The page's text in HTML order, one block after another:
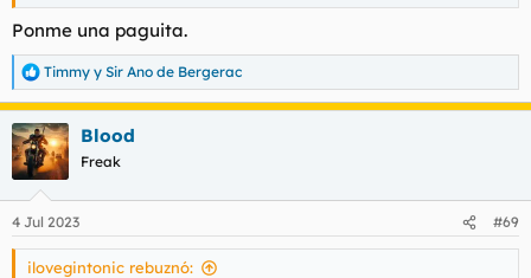
Ponme una paguita.
R
e
a
c
c
i
e
s
Timmy y Sir Ano de Bergerac
Blood
Freak
4 Jul 2023 #69
ilovegintonic rebuznó: